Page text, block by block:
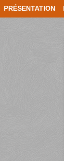
PRÉSENTATION